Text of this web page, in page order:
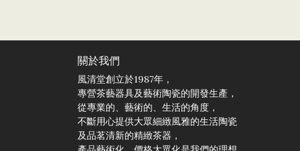
關於我們
風清堂創立於1987年，
專營茶藝器具及藝術陶瓷的開發生產，
從專業的、藝術的、生活的角度，
不斷用心提供大眾細緻風雅的生活陶瓷
及品茗清新的精緻茶器，